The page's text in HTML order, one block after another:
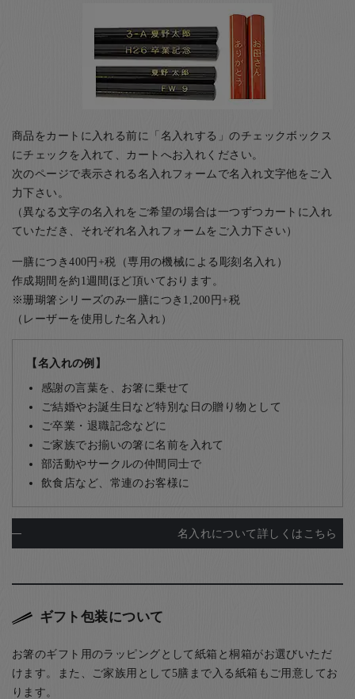
商品をカートに入れる前に「名入れする」のチェックボックス
にチェックを入れて、カートへお入れください。
次のページで表示される名入れフォームで名入れ文字他をご入
力下さい。
（異なる文字の名入れをご希望の場合は一つずつカートに入れ
ていただき、それぞれ名入れフォームをご入力下さい）
一膳につき400円+税（専用の機械による彫刻名入れ）
作成期間を約1週間ほど頂いております。
※珊瑚箸シリーズのみ一膳につき1,200円+税
（レーザーを使用した名入れ）
【名入れの例】
感謝の言葉を、お箸に乗せて
ご結婚やお誕生日など特別な日の贈り物として
ご卒業・退職記念などに
ご家族でお揃いの箸に名前を入れて
部活動やサークルの仲間同士で
飲食店など、常連のお客様に
名入れについて詳しくはこちら
ギフト包装について
お箸のギフト用のラッピングとして紙箱と桐箱がお選びいただ
けます。また、ご家族用として5膳まで入る紙箱もご用意してお
ります。